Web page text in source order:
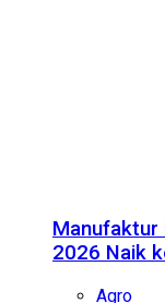
Manufaktur
2026 Naik
Agro